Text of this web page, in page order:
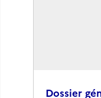
Dossier